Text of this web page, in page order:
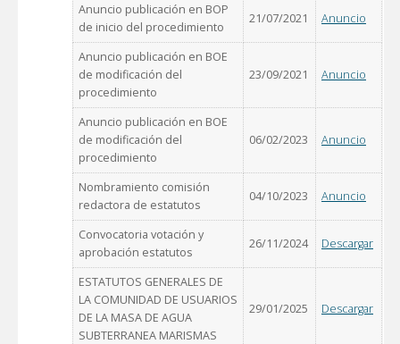
Anuncio publicación en BOP
de inicio del procedimiento
21/07/2021 Anuncio
Anuncio publicación en BOE
de modificación del
procedimiento
23/09/2021 Anuncio
Anuncio publicación en BOE
de modificación del
procedimiento
06/02/2023 Anuncio
Nombramiento comisión
redactora de estatutos
04/10/2023 Anuncio
Convocatoria votación y
aprobación estatutos
26/11/2024 Descargar
ESTATUTOS GENERALES DE
LA COMUNIDAD DE USUARIOS
DE LA MASA DE AGUA
SUBTERRANEA MARISMAS
29/01/2025 Descargar